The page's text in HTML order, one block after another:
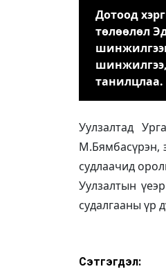
Дотоод
төлөөлөл
танилцлаа.
Уулзалтад
М.Бямбасүрэн,
судлаачид
Уулзалтын
судалгааны үр
Сэтгэгдэл: